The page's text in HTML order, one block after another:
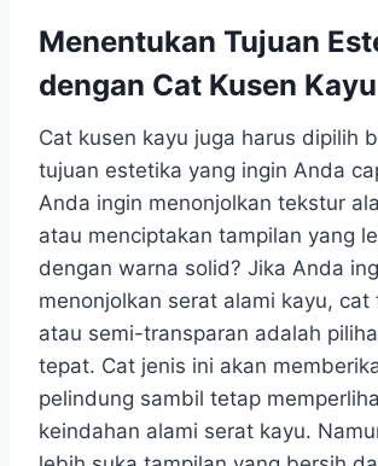
Menentukan Tujuan
dengan Cat Kusen Kayu
Cat kusen kayu juga harus dipilih
tujuan estetika yang ingin Anda
Anda ingin menonjolkan tekstur
atau menciptakan tampilan yang
dengan warna solid? Jika Anda
menonjolkan serat alami kayu, cat
atau semi-transparan adalah
tepat. Cat jenis ini akan
pelindung sambil tetap
keindahan alami serat kayu.